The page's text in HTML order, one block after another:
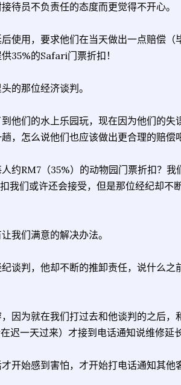
待员不负责任的态度而更觉得不开心。
使用，要求他们在当天做出一点赔偿（
35%的Safari门票折扣！
的那位经济谈判。
他们的水上乐园玩，现在因为他们的失
，怎么说他们也应该做出更合理的赔偿
约RM7（35%）的动物园门票折扣？我
我们或许还会接受，但是那位经纪却不
我们满意的解决办法。
谈判，他却不断的推卸责任，说什么之
因为就在我们打过去和他谈判的之后
迟一天过来）才接到电话通知说维修延长
开始感到害怕，才开始打电话通知其他